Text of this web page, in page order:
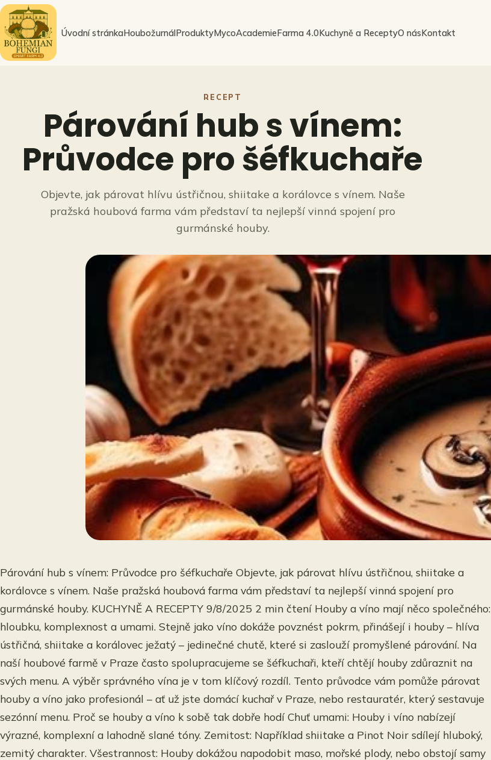
Přeskočit
na
obsah
Úvodní stránkaHoubožurnálProduktyMycoAcademieFarma 4.0Kuchyně a ReceptyO násKontakt
RECEPT
Párování hub s vínem:
Průvodce pro šéfkuchaře
Objevte, jak párovat hlívu ústřičnou, shiitake a korálovce s vínem. Naše
pražská houbová farma vám představí ta nejlepší vinná spojení pro
gurmánské houby.
Párování hub s vínem: Průvodce pro šéfkuchaře Objevte, jak párovat hlívu ústřičnou, shiitake a
korálovce s vínem. Naše pražská houbová farma vám představí ta nejlepší vinná spojení pro
gurmánské houby. KUCHYNĚ A RECEPTY 9/8/2025 2 min čtení Houby a víno mají něco společného:
hloubku, komplexnost a umami. Stejně jako víno dokáže povznést pokrm, přinášejí i houby – hlíva
ústřičná, shiitake a korálovec ježatý – jedinečné chutě, které si zaslouží promyšlené párování. Na
naší houbové farmě v Praze často spolupracujeme se šéfkuchaři, kteří chtějí houby zdůraznit na
svých menu. A výběr správného vína je v tom klíčový rozdíl. Tento průvodce vám pomůže párovat
houby a víno jako profesionál – ať už jste domácí kuchař v Praze, nebo restauratér, který sestavuje
sezónní menu. Proč se houby a víno k sobě tak dobře hodí Chuť umami: Houby i víno nabízejí
výrazné, komplexní a lahodně slané tóny. Zemitost: Například shiitake a Pinot Noir sdílejí hluboký,
zemitý charakter. Všestrannost: Houby dokážou napodobit maso, mořské plody, nebo obstojí samy